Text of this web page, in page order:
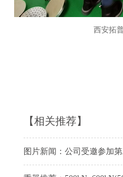
西安拓
【相关推荐】
图片新闻：公司受邀参加第